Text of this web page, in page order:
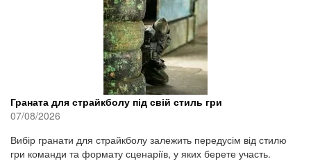
Граната для страйкболу під свій стиль гри
07/08/2026
Вибір гранати для страйкболу залежить передусім від стилю
гри команди та формату сценаріїв, у яких берете участь.